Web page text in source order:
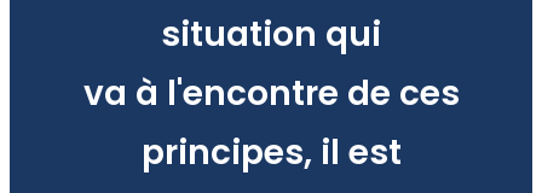
situation qui
va à l'encontre de ces
principes, il est